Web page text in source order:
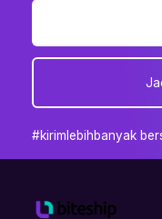
#kirimlebihbanyak